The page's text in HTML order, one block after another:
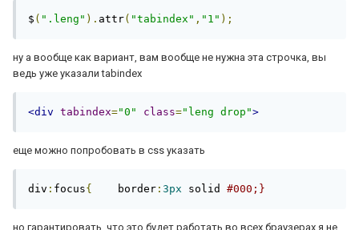
$ ( ".leng" ). attr( "tabindex" , "1" );
ну а вообще как вариант, вам вообще не нужна эта строчка, вы
ведь уже указали tabindex
<div tabindex="0" class="leng drop">
еще можно попробовать в css указать
div : focus{ border : 3px solid #000;}
но гарантировать, что это будет работать во всех браузерах я не